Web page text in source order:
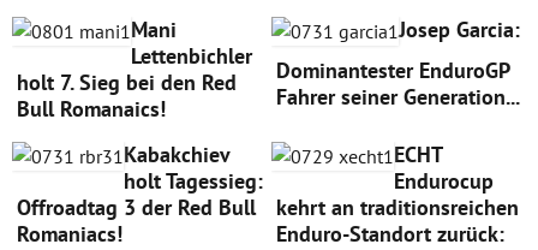
Mani
Lettenbichler
holt 7. Sieg bei den Red
Bull Romanaics!
Josep Garcia:
Dominantester EnduroGP
Fahrer seiner Generation...
Kabakchiev
holt Tagessieg:
Offroadtag 3 der Red Bull
Romaniacs!
ECHT
Endurocup
kehrt an traditionsreichen
Enduro-Standort zurück: